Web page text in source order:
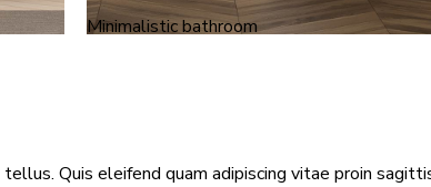
Minimalistic bathroom
Quis eleifend quam adipiscing vitae proin